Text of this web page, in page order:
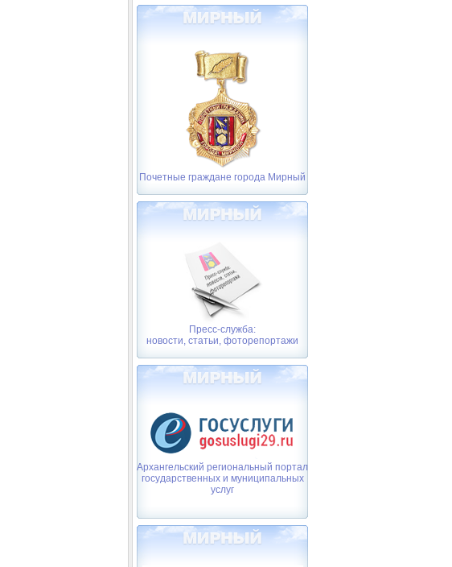
Почетные граждане города Мирный
Пресс-служба:
новости, статьи, фоторепортажи
Архангельский региональный портал
государственных и муниципальных
услуг